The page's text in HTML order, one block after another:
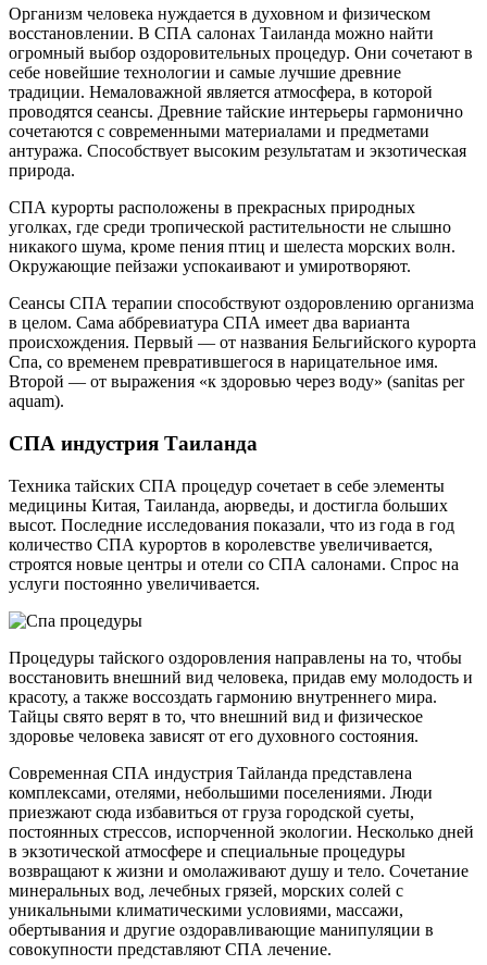
Организм человека нуждается в духовном и физическом
восстановлении. В СПА салонах Таиланда можно найти
огромный выбор оздоровительных процедур. Они сочетают в
себе новейшие технологии и самые лучшие древние
традиции. Немаловажной является атмосфера, в которой
проводятся сеансы. Древние тайские интерьеры гармонично
сочетаются с современными материалами и предметами
антуража. Способствует высоким результатам и экзотическая
природа.
СПА курорты расположены в прекрасных природных
уголках, где среди тропической растительности не слышно
никакого шума, кроме пения птиц и шелеста морских волн.
Окружающие пейзажи успокаивают и умиротворяют.
Сеансы СПА терапии способствуют оздоровлению организма
в целом. Сама аббревиатура СПА имеет два варианта
происхождения. Первый — от названия Бельгийского курорта
Спа, со временем превратившегося в нарицательное имя.
Второй — от выражения «к здоровью через воду» (sanitas per
aquam).
СПА индустрия Таиланда
Техника тайских СПА процедур сочетает в себе элементы
медицины Китая, Таиланда, аюрведы, и достигла больших
высот. Последние исследования показали, что из года в год
количество СПА курортов в королевстве увеличивается,
строятся новые центры и отели со СПА салонами. Спрос на
услуги постоянно увеличивается.
Процедуры тайского оздоровления направлены на то, чтобы
восстановить внешний вид человека, придав ему молодость и
красоту, а также воссоздать гармонию внутреннего мира.
Тайцы свято верят в то, что внешний вид и физическое
здоровье человека зависят от его духовного состояния.
Современная СПА индустрия Тайланда представлена
комплексами, отелями, небольшими поселениями. Люди
приезжают сюда избавиться от груза городской суеты,
постоянных стрессов, испорченной экологии. Несколько дней
в экзотической атмосфере и специальные процедуры
возвращают к жизни и омолаживают душу и тело. Сочетание
минеральных вод, лечебных грязей, морских солей с
уникальными климатическими условиями, массажи,
обертывания и другие оздоравливающие манипуляции в
совокупности представляют СПА лечение.